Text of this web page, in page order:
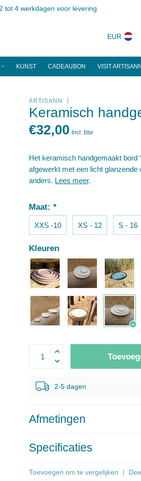
2 tot 4 werkdagen voor levering
EUR
KUNST CADEAUBON VISIT ARTISANN
ARTISANN
Keramisch
€32,00 Incl. btw
Het keramisch handgemaakt bord
afgewerkt met een licht
anders. Lees meer.
Maat:*
XXS -10 XS - 12 S - 16
Kleuren
2-5 dagen
Afmetingen
Specificaties
Toevoegen om te vergelijken